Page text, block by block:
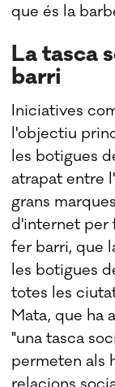
que és la
La tasca
barri
Iniciatives
l'objectiu
les botigues
atrapat entre
grans
d'internet per
fer barri, que
les botigues
totes les
Mata, que ha
"una tasca
permeten als